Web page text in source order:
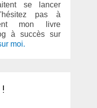
se lancer
pas à
mon livre
à succès sur
moi.